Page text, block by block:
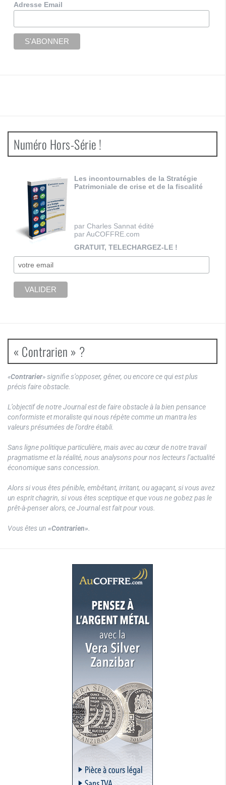
Adresse Email
Numéro Hors-Série !
Les incontournables de la Stratégie
Patrimoniale de crise et de la fiscalité
par Charles Sannat édité
par AuCOFFRE.com
GRATUIT, TELECHARGEZ-LE !
« Contrarien » ?
«Contrarier» signifie s’opposer, gêner, ou encore ce qui est plus
précis faire obstacle.
L’objectif de notre Journal est de faire obstacle à la bien pensance
conformiste et moraliste qui nous répète comme un mantra les
valeurs présumées de l’ordre établi.
Sans ligne politique particulière, mais avec au cœur de notre travail
pragmatisme et la réalité, nous analysons pour nos lecteurs l’actualité
économique sans concession.
Alors si vous êtes pénible, embêtant, irritant, ou agaçant, si vous avez
un esprit chagrin, si vous êtes sceptique et que vous ne gobez pas le
prêt-à-penser alors, ce Journal est fait pour vous.
Vous êtes un «Contrarien».